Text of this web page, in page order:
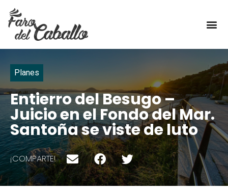
Planes
Entierro del Besugo –
Juicio en el Fondo del Mar.
Santoña se viste de luto
¡COMPARTE!